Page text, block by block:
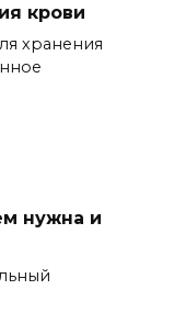
крови
хранения
нужна и